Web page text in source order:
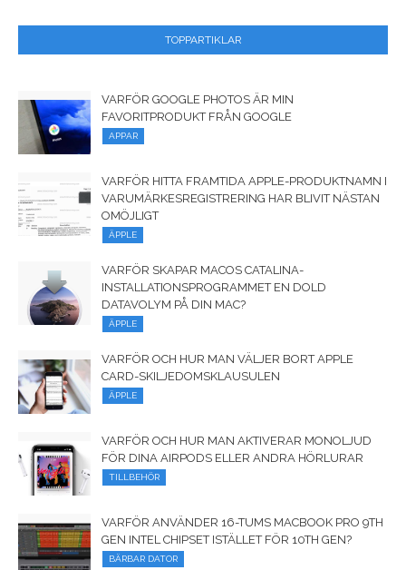
TOPPARTIKLAR
VARFÖR GOOGLE PHOTOS ÄR MIN
FAVORITPRODUKT FRÅN GOOGLE
APPAR
VARFÖR HITTA FRAMTIDA APPLE-PRODUKTNAMN I
VARUMÄRKESREGISTRERING HAR BLIVIT NÄSTAN
OMÖJLIGT
ÄPPLE
VARFÖR SKAPAR MACOS CATALINA-
INSTALLATIONSPROGRAMMET EN DOLD
DATAVOLYM PÅ DIN MAC?
ÄPPLE
VARFÖR OCH HUR MAN VÄLJER BORT APPLE
CARD-SKILJEDOMSKLAUSULEN
ÄPPLE
VARFÖR OCH HUR MAN AKTIVERAR MONOLJUD
FÖR DINA AIRPODS ELLER ANDRA HÖRLURAR
TILLBEHÖR
VARFÖR ANVÄNDER 16-TUMS MACBOOK PRO 9TH
GEN INTEL CHIPSET ISTÄLLET FÖR 10TH GEN?
BÄRBAR DATOR